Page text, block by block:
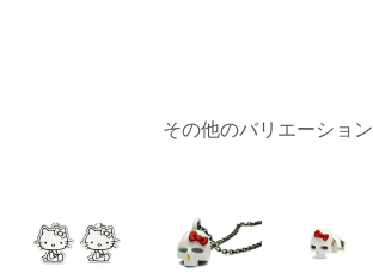
その他のバリエーション